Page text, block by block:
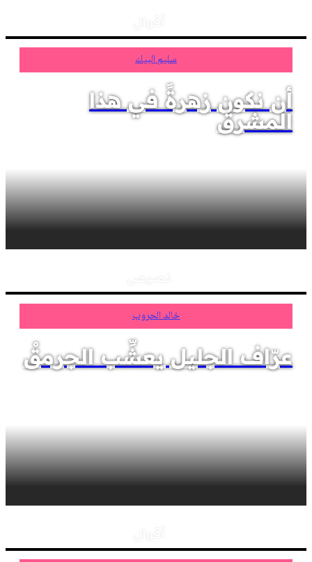
سليم البيك
أن نكون زهرةً في هذا
المشرق
خالد الحروب
عرّاف الجليل يعشِّب الجرمقْ